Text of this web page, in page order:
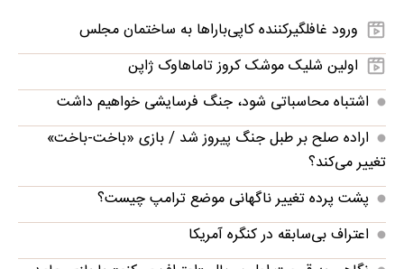
ورود غافلگیرکننده کاپی‌باراها به ساختمان مجلس
اولین شلیک موشک کروز تاماهاوک ژاپن
اشتباه محاسباتی شود، جنگ فرسایشی خواهیم داشت
اراده صلح بر طبل جنگ پیروز شد / بازی «باخت-باخت»
تغییر می‌کند؟
پشت پرده تغییر ناگهانی موضع ترامپ چیست؟
اعتراف بی‌سابقه در کنگره آمریکا